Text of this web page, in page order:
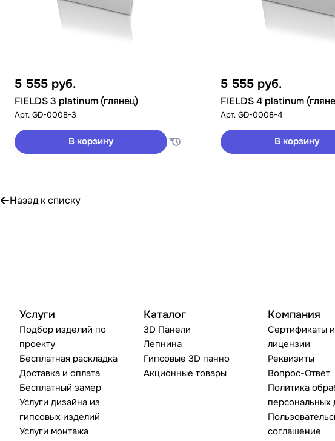
5 555 руб.
FIELDS 3 platinum (глянец)
Арт. GD-0008-3
В корзину
5 555 руб.
FIELDS 4 platinum
Арт. GD-0008-4
В корзину
Назад к списку
Услуги
Подбор изделий по
проекту
Бесплатная раскладка
Доставка и оплата
Бесплатный замер
Услуги дизайна из
гипсовых изделий
Услуги монтажа
Каталог
3D Панели
Лепнина
Гипсовые 3D панно
Акционные товары
Компания
Сертификаты и
лицензии
Реквизиты
Вопрос-Ответ
Политика
персональных
соглашение